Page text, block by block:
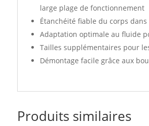
large plage de fonctionnement
Étanchéité fiable du corps
Adaptation optimale au fluide
Tailles supplémentaires pour
Démontage facile grâce aux
Produits similaires